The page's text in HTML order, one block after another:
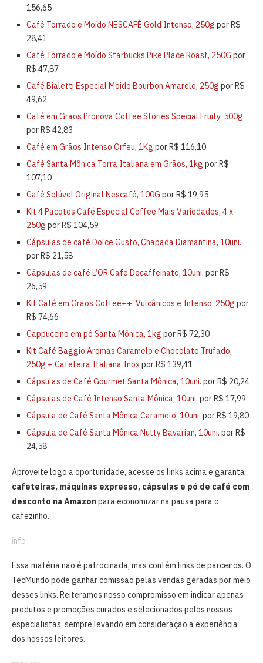
156,65
Café Torrado e Moído NESCAFÉ Gold Intenso, 250g por R$
28,41
Café Torrado e Moído Starbucks Pike Place Roast, 250G por
R$ 47,87
Café Bialetti Especial Moido Bourbon Amarelo, 250g por R$
49,62
Café em Grãos Pronova Coffee Stories Special Fruity, 500g
por R$ 42,83
Café em Grãos Intenso Orfeu, 1Kg por R$ 116,10
Café Santa Mônica Torra Italiana em Grãos, 1kg por R$
107,10
Café Solúvel Original Nescafé, 100G por R$ 19,95
Kit 4 Pacotes Café Especial Coffee Mais Variedades, 4 x
250g por R$ 104,59
Cápsulas de café Dolce Gusto, Chapada Diamantina, 10uni.
por R$ 21,58
Cápsulas de café L’OR Café Decaffeinato, 10uni. por R$
26,59
Kit Café em Grãos Coffee++, Vulcânicos e Intenso, 250g por
R$ 74,66
Cappuccino em pó Santa Mônica, 1kg por R$ 72,30
Kit Café Baggio Aromas Caramelo e Chocolate Trufado,
250g + Cafeteira Italiana Inoxpor R$ 139,41
Cápsulas de Café Gourmet Santa Mônica, 10uni. por R$ 20,24
Cápsulas de Café Intenso Santa Mônica, 10uni. por R$ 17,99
Cápsula de Café Santa Mônica Caramelo, 10uni. por R$ 19,80
Cápsula de Café Santa Mônica Nutty Bavarian, 10uni. por R$
24,58
Aproveite logo a oportunidade, acesse os links acima e garanta
cafeteiras, máquinas expresso, cápsulas e pó de café com
desconto na Amazonpara economizar na pausa para o
cafezinho.
info
Essa matéria não é patrocinada, mas contém links de parceiros. O
TecMundo pode ganhar comissão pelas vendas geradas por meio
desses links. Reiteramos nosso compromisso em indicar apenas
produtos e promoções curados e selecionados pelos nossos
especialistas, sempre levando em consideração a experiência
dos nossos leitores.